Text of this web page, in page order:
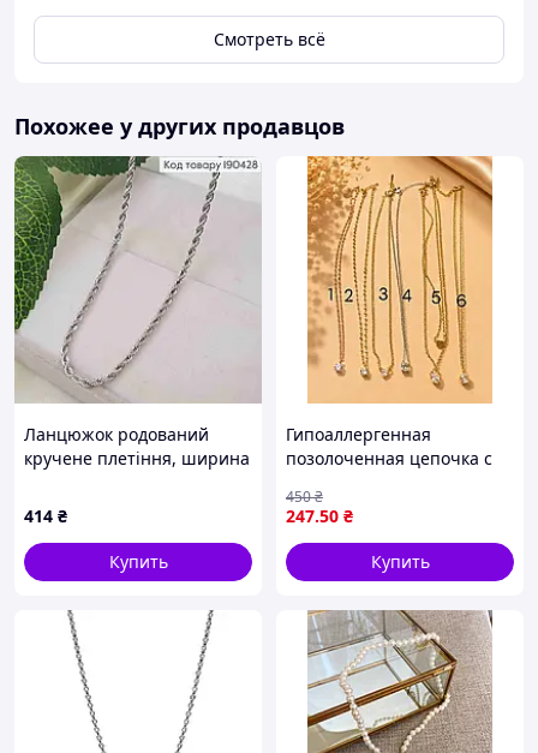
Професійна консультація продавця
постійно оновлюється
Також в нашому Інтернет-магазин
"Скарбниця Карпат"― Ви знайдете
найрізноманітніші вироби ручної роботи від
кращих майстрів "Карпатського
краю:
вишиванки скатертини , посуд , взуття
дари Карпат
вироби з овчини та
шкіри
вироби з дерева ,сувенірна
продукціята багато інших цікавих дрібничок на
будь-який смак. Тільки у нас Ви знайдете
оригінальні та неповторні речі, що
стануть чудовим подарунком для Вас та Ваших
рідних.
Не забудьте переглянути Новинки!
Вдалих Вам закупів!
Смотреть всё
Похожее у других продавцов
Ланцюжок родований
кручене плетіння, ширина
SB67
414 ₴
Купить
Гипоаллергенная
позолоченная цепочка с
стали (Stainless Steel)
247.50 ₴
450₴
Купить